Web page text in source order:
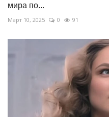
мира по...
Март 10, 2025 0 91